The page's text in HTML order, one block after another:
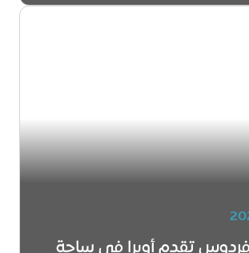
فردوس تقدم أوبرا في ساحة